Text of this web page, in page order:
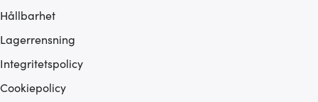
Hållbarhet
Lagerrensning
Integritetspolicy
Cookiepolicy